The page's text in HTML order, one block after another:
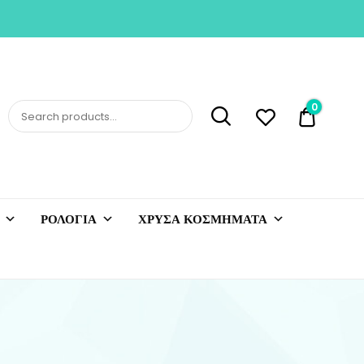
0,00 €
0
ΡΟΛΟΓΙΑ ΧΡΥΣΑ ΚΟΣΜΗΜΑΤΑ